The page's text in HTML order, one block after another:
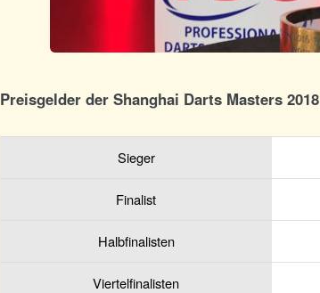
Preisgelder der Shanghai Darts Masters 2018
Sieger
Finalist
Halbfinalisten
Viertelfinalisten